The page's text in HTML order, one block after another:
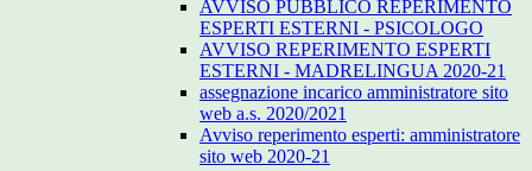
AVVISO PUBBLICO REPERIMENTO
ESPERTI ESTERNI - PSICOLOGO
AVVISO REPERIMENTO ESPERTI
ESTERNI - MADRELINGUA 2020-21
assegnazione incarico amministratore sito
web a.s. 2020/2021
Avviso reperimento esperti: amministratore
sito web 2020-21